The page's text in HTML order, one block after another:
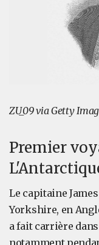
ZU_09 via Getty
Premier
Le capitaine
Yorkshire, en
a fait carrière